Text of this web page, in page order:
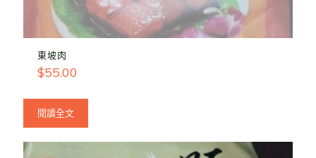
東坡肉
$55.00
閱讀全文